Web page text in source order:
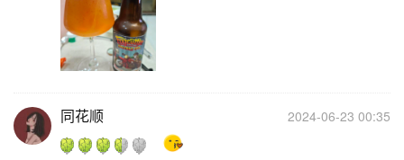
同花顺 2024-06-23 00:35